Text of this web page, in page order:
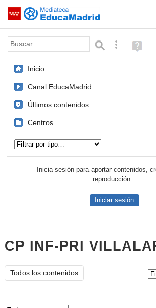
Saltar navegación
Palabra o frase: BúsquedaAyuda
(en
Inicio
Canal EducaMadrid
Últimos contenidos
Centros
Inicia sesión para aportar contenidos,
reproducción...
Iniciar sesión
CP INF-PRI
Todos los contenidos